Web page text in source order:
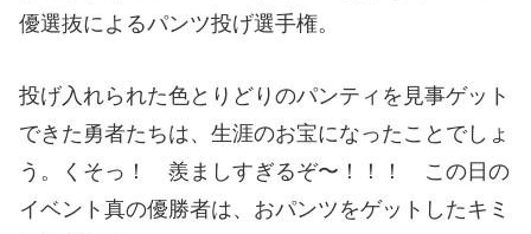
優選抜によるパンツ投げ選手権。
投げ入れられた色とりどりのパンティを見事ゲット
できた勇者たちは、生涯のお宝になったことでしょ
う。くそっ！ 羨ましすぎるぞ〜！！！ この日の
イベント真の優勝者は、おパンツをゲットしたキミ